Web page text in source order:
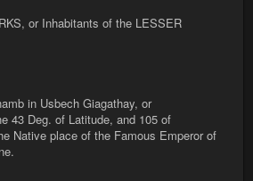
or Inhabitants of the LESSER
in Usbech Giagathay, or
43 Deg. of Latitude, and 105 of
Native place of the Famous Emperor of